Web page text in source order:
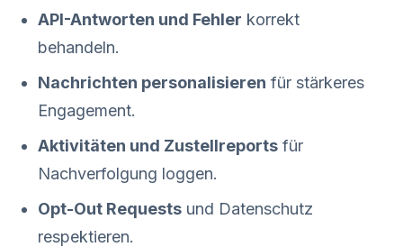
API-Antworten und Fehler korrekt
behandeln.
Nachrichten personalisieren für stärkeres
Engagement.
Aktivitäten und Zustellreports für
Nachverfolgung loggen.
Opt-Out Requests und Datenschutz
respektieren.